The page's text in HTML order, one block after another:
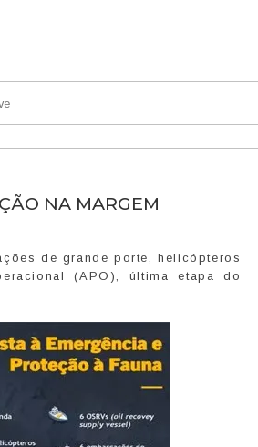
NA MARGEM
de grande porte, helicópteros
(APO), última etapa do